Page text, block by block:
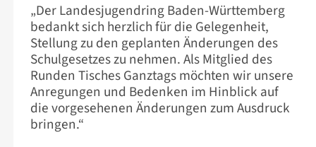
„Der Landesjugendring Baden-Württemberg
bedankt sich herzlich für die Gelegenheit,
Stellung zu den geplanten Änderungen des
Schulgesetzes zu nehmen. Als Mitglied des
Runden Tisches Ganztags möchten wir unsere
Anregungen und Bedenken im Hinblick auf
die vorgesehenen Änderungen zum Ausdruck
bringen.“